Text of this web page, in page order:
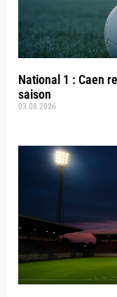
National 1 : Caen
saison
03.08.2026